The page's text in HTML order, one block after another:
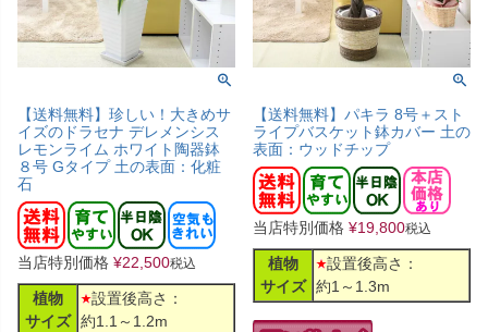
【送料無料】珍しい！大きめサ
イズのドラセナ デレメンシス
レモンライム ホワイト陶器鉢
８号 Gタイプ 土の表面：化粧
石
当店特別価格 ¥22,500税込
植物
サイズ
設置後高さ：
約1.1～1.2m
【送料無料】パキラ 8号＋スト
ライプバスケット鉢カバー 土の
表面：ウッドチップ
当店特別価格 ¥19,800税込
植物
サイズ
設置後高さ：
約1～1.3m